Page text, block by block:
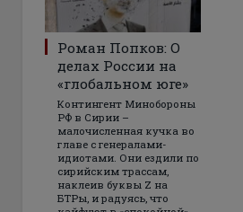
Роман Попков: О
делах России на
«глобальном юге»
Контингент Минобороны
РФ в Сирии –
малочисленная кучка во
главе с генералами-
идиотами. Они ездили по
сирийским трассам,
наклеив буквы Z на
БТРы, и радуясь, что